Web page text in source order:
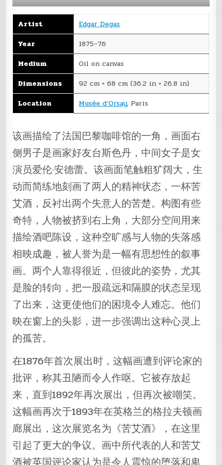
Artist
Edgar Degas
Year
1875–76
Medium
Oil on canvas
Dimensions
92 cm × 68 cm (36.2 in × 26.8 in)
Location
Musée d’Orsay, Paris
该画描绘了法国巴黎咖啡馆的一角，画面右
侧男子是画家好友台斯色丹，中间女子是女
演员爱伦·安德蕾。该画面笔触粗犷阔大，生
动而简练地刻画了两人的精神状态，一杯苦
艾酒，反衬出两个失意人的苦楚。构图有些
奇特，人物被挤到右上角，大部分空间用来
描绘酒吧陈设，这种空旷感与人物的失落感
相映成趣，被人誉为是一幅有思想性的叙事
画。两个人靠得很近，但彼此的姿势，尤其
是脸的转向，把一股疏远和隔膜的状态呈现
了出来，这更使他们的困境令人难忘。他们
映在窗上的头影，进一步强调出这种心灵上
的孤苦。
在1876年首次展出时，这幅画遭到评论家的
批评，称其丑陋而令人作呕。它被存放起
来，直到1892年再次展出，但再次被嘲笑。
这幅画再次于1893年在英格兰的格拉夫顿画
廊展出，这次展览名为《苦艾酒》，在这里
引起了更大的争议。画中所代表的人和苦艾